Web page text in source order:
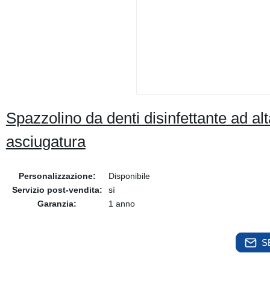
Spazzolino da denti disinfettante ad
asciugatura
Personalizzazione:
Disponibile
Servizio post-vendita:
sì
Garanzia:
1 anno